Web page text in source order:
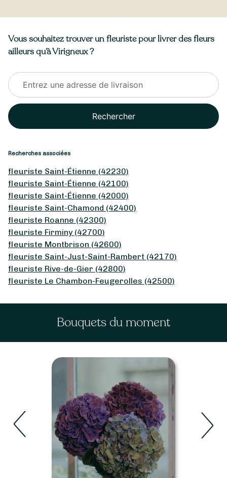
Vous souhaitez trouver un fleuriste pour livrer des fleurs
ailleurs qu’à Virigneux ?
Rechercher
Recherches associées
fleuriste Saint-Étienne (42230)
fleuriste Saint-Étienne (42100)
fleuriste Saint-Étienne (42000)
fleuriste Saint-Chamond (42400)
fleuriste Roanne (42300)
fleuriste Firminy (42700)
fleuriste Montbrison (42600)
fleuriste Saint-Just-Saint-Rambert (42170)
fleuriste Rive-de-Gier (42800)
fleuriste Le Chambon-Feugerolles (42500)
Bouquets du moment